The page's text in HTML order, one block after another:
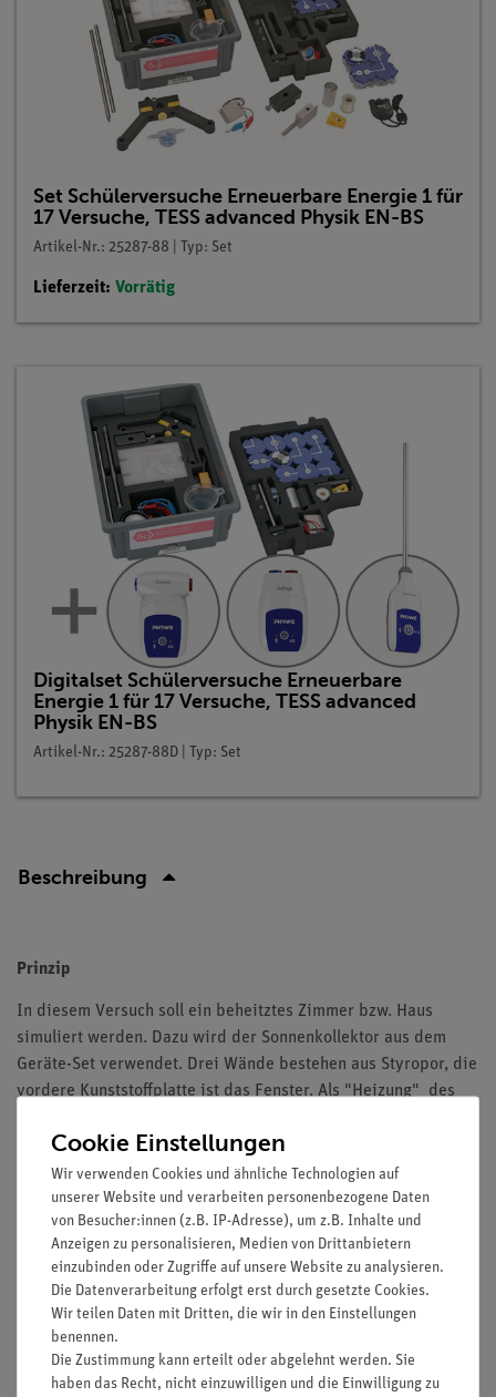
Set Schülerversuche Erneuerbare Energie 1 für
17 Versuche, TESS advanced Physik EN-BS
Artikel-Nr.: 25287-88 | Typ: Set
Lieferzeit: Vorrätig
Digitalset Schülerversuche Erneuerbare
Energie 1 für 17 Versuche, TESS advanced
Physik EN-BS
Artikel-Nr.: 25287-88D | Typ: Set
Beschreibung
Prinzip
In diesem Versuch soll ein beheitztes Zimmer bzw. Haus
simuliert werden. Dazu wird der Sonnenkollektor aus dem
Geräte-Set verwendet. Drei Wände bestehen aus Styropor, die
vordere Kunststoffplatte ist das Fenster. Als "Heizung" des
Der Wärmedurchgang durch eine Wand hat Einfluss auf die
Außentemperatur. Die Dämmeigenschaften verschiedener
Wände lassen sich also durch Messen der Außenwand-
Temperaturen miteinander vergleichen.
Eine korrekte Temperaturmessung der Außenwand lässt sich
in diesem Versuch nicht durchführen. Im Modell ist die
Heizung im Vergleich zum Zimmer sehr groß, der
Thermogenerator berührt die Wand nur leicht und
lässt meistens einen Luftspalt, Wärmestrahlung trägt ebenfalls
Cookie Einstellungen
Wir verwenden Cookies und ähnliche Technologien auf
unserer Website und verarbeiten personenbezogene Daten
von Besucher:innen (z.B. IP-Adresse), um z.B. Inhalte und
Anzeigen zu personalisieren, Medien von Drittanbietern
einzubinden oder Zugriffe auf unsere Website zu analysieren.
Die Datenverarbeitung erfolgt erst durch gesetzte Cookies.
Wir teilen Daten mit Dritten, die wir in den Einstellungen
benennen.
Die Zustimmung kann erteilt oder abgelehnt werden. Sie
haben das Recht, nicht einzuwilligen und die Einwilligung zu